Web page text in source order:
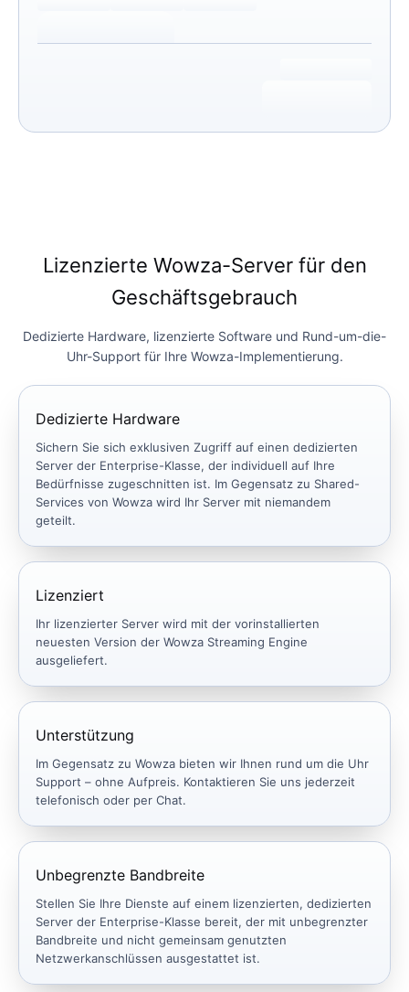
Lizenzierte Wowza-Server für den
Geschäftsgebrauch
Dedizierte Hardware, lizenzierte Software und Rund-um-die-
Uhr-Support für Ihre Wowza-Implementierung.
Dedizierte Hardware
Sichern Sie sich exklusiven Zugriff auf einen dedizierten
Server der Enterprise-Klasse, der individuell auf Ihre
Bedürfnisse zugeschnitten ist. Im Gegensatz zu Shared-
Services von Wowza wird Ihr Server mit niemandem
geteilt.
Lizenziert
Ihr lizenzierter Server wird mit der vorinstallierten
neuesten Version der Wowza Streaming Engine
ausgeliefert.
Unterstützung
Im Gegensatz zu Wowza bieten wir Ihnen rund um die Uhr
Support – ohne Aufpreis. Kontaktieren Sie uns jederzeit
telefonisch oder per Chat.
Unbegrenzte Bandbreite
Stellen Sie Ihre Dienste auf einem lizenzierten, dedizierten
Server der Enterprise-Klasse bereit, der mit unbegrenzter
Bandbreite und nicht gemeinsam genutzten
Netzwerkanschlüssen ausgestattet ist.